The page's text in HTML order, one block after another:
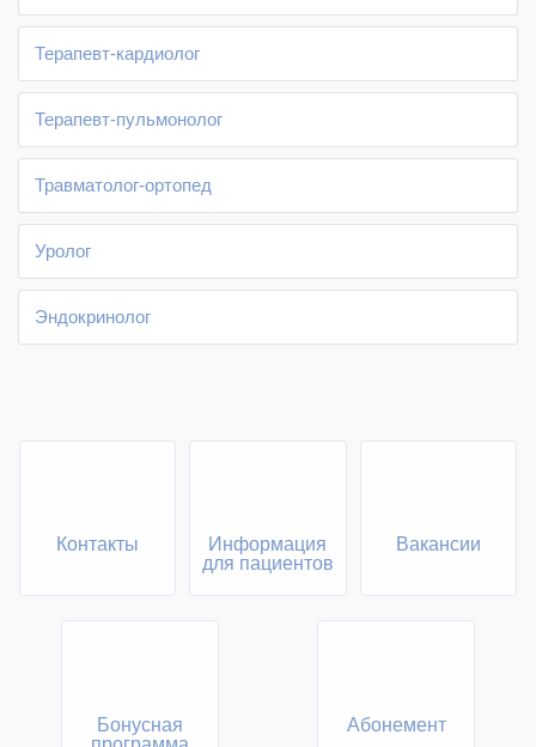
Терапевт-кардиолог
Терапевт-пульмонолог
Травматолог-ортопед
Уролог
Эндокринолог
Контакты
Информация
для пациентов
Вакансии
Бонусная
Абонемент